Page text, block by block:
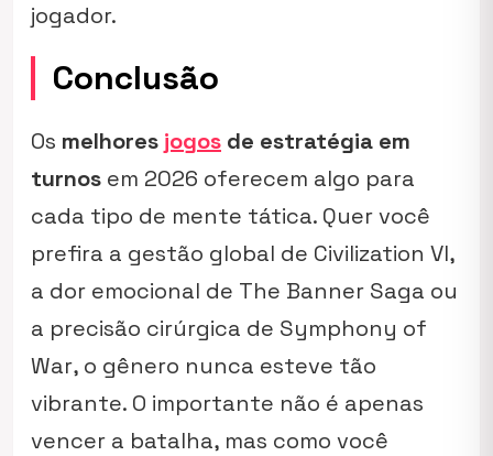
jogador.
Conclusão
Os melhores jogos de estratégia em
turnos em 2026 oferecem algo para
cada tipo de mente tática. Quer você
prefira a gestão global de Civilization VI,
a dor emocional de The Banner Saga ou
a precisão cirúrgica de Symphony of
War, o gênero nunca esteve tão
vibrante. O importante não é apenas
vencer a batalha, mas como você